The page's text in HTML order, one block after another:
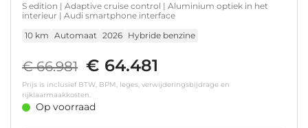
S edition | Adaptive cruise control | Aluminium optiek in het
interieur | Audi smartphone interface
10 km Automaat 2026 Hybride benzine
€ 66.981 € 64.481
Prijs is inclusief BTW, BPM, leges, verwijderingsbijdrage en
rijklaarmaakkosten.
Op voorraad